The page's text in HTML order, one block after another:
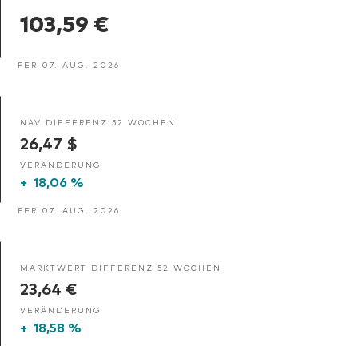
103,59 €
PER 07. AUG. 2026
NAV DIFFERENZ 52 WOCHEN
26,47 $
VERÄNDERUNG
+ 18,06 %
PER 07. AUG. 2026
MARKTWERT DIFFERENZ 52 WOCHEN
23,64 €
VERÄNDERUNG
+ 18,58 %